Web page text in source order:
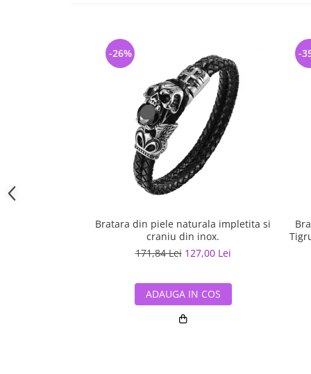
Bratara din piele naturala impletita si
craniu din inox.
171,84 Lei 127,00 Lei
-26%
ADAUGA IN COS
-